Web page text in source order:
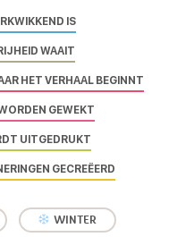
IS
WAAIT
HET VERHAAL BEGINNT
GEWEKT
UITGEDRUKT
GECREËERD
WINTER